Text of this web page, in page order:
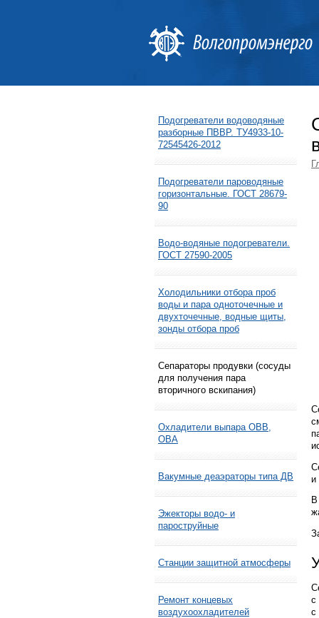
Подогреватели водоводяные
разборные ПВВР. ТУ4933-10-
72545426-2012
Подогреватели пароводяные
горизонтальные. ГОСТ 28679-
90
Водо-водяные подогреватели.
ГОСТ 27590-2005
Холодильники отбора проб
воды и пара одноточечные и
двухточечные, водные щиты,
зонды отбора проб
Сепараторы продувки (сосуды
для получения пара
вторичного вскипания)
Охладители выпара ОВВ,
ОВА
Вакумные деаэраторы типа ДВ
Эжекторы водо- и
пароструйные
Станции защитной атмосферы
Ремонт концевых
воздухоохладителей
и
с
с